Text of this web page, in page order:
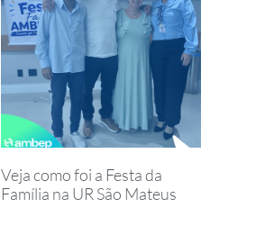
Veja como foi a Festa da
Família na UR São Mateus